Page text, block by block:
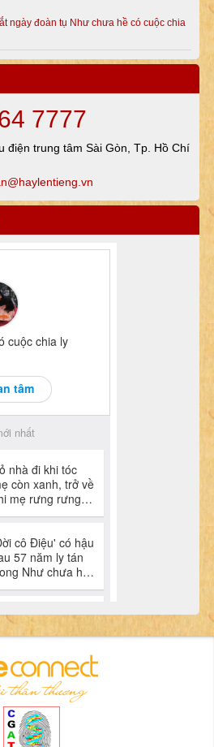
ngày đoàn tụ Như chưa hề có cuộc chia
7777
điện trung tâm Sài Gòn, Tp. Hồ Chí